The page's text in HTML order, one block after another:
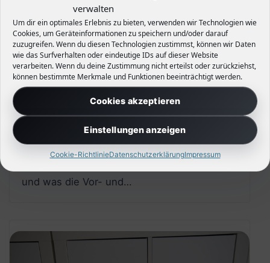
verwalten
Um dir ein optimales Erlebnis zu bieten, verwenden wir Technologien wie
Cookies, um Geräteinformationen zu speichern und/oder darauf
zuzugreifen. Wenn du diesen Technologien zustimmst, können wir Daten
wie das Surfverhalten oder eindeutige IDs auf dieser Website
verarbeiten. Wenn du deine Zustimmung nicht erteilst oder zurückziehst,
können bestimmte Merkmale und Funktionen beeinträchtigt werden.
Cookies akzeptieren
Einstellungen anzeigen
Cookie-RichtlinieDatenschutzerklärungImpressum
Eine eigene Sauna – Arten, Saunaofen
30. Oktober 2015 0
-Anzeige- Regelmäßige Saunagänger
überlegen sich sicher beim Hausbau, selber
eine Sauna einzubauen oder als Saunahaus
in den Garten zu stellen. Was hierbei zu
und was die Vor- und…